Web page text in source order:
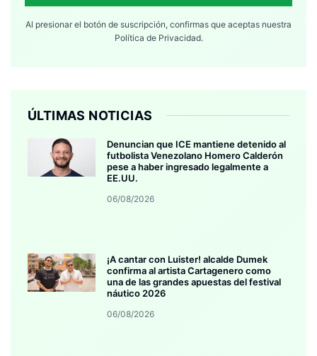
Al presionar el botón de suscripción, confirmas que aceptas nuestra
Política de Privacidad.
ÚLTIMAS NOTICIAS
Denuncian que ICE mantiene detenido al
futbolista Venezolano Homero Calderón
pese a haber ingresado legalmente a
EE.UU.
06/08/2026
¡A cantar con Luister! alcalde Dumek
confirma al artista Cartagenero como
una de las grandes apuestas del festival
náutico 2026
06/08/2026